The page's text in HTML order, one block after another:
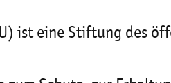
ist eine Stiftung des